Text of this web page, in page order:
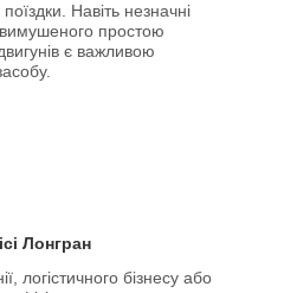
Навіть незначні
простою
є важливою
Лонгран
логістичного бізнесу або